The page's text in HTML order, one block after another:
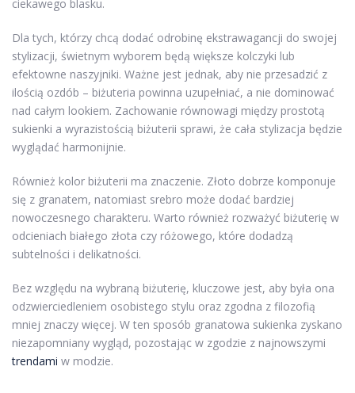
ciekawego blasku.
Dla tych, którzy chcą dodać odrobinę ekstrawagancji do swojej
stylizacji, świetnym wyborem będą większe kolczyki lub
efektowne naszyjniki. Ważne jest jednak, aby nie przesadzić z
ilością ozdób – biżuteria powinna uzupełniać, a nie dominować
nad całym lookiem. Zachowanie równowagi między prostotą
sukienki a wyrazistością biżuterii sprawi, że cała stylizacja będzie
wyglądać harmonijnie.
Również kolor biżuterii ma znaczenie. Złoto dobrze komponuje
się z granatem, natomiast srebro może dodać bardziej
nowoczesnego charakteru. Warto również rozważyć biżuterię w
odcieniach białego złota czy różowego, które dodadzą
subtelności i delikatności.
Bez względu na wybraną biżuterię, kluczowe jest, aby była ona
odzwierciedleniem osobistego stylu oraz zgodna z filozofią
mniej znaczy więcej. W ten sposób granatowa sukienka zyskano
niezapomniany wygląd, pozostając w zgodzie z najnowszymi
trendami w modzie.